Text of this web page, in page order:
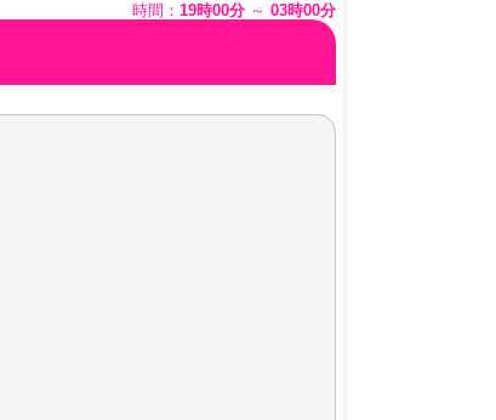
時間： 19時00分 ～ 03時00分